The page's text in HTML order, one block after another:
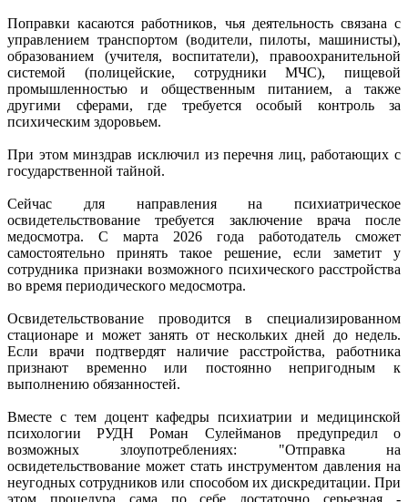
Поправки касаются работников, чья деятельность связана с
управлением транспортом (водители, пилоты, машинисты),
образованием (учителя, воспитатели), правоохранительной
системой (полицейские, сотрудники МЧС), пищевой
промышленностью и общественным питанием, а также
другими сферами, где требуется особый контроль за
психическим здоровьем.
При этом минздрав исключил из перечня лиц, работающих с
государственной тайной.
Сейчас для направления на психиатрическое
освидетельствование требуется заключение врача после
медосмотра. С марта 2026 года работодатель сможет
самостоятельно принять такое решение, если заметит у
сотрудника признаки возможного психического расстройства
во время периодического медосмотра.
Освидетельствование проводится в специализированном
стационаре и может занять от нескольких дней до недель.
Если врачи подтвердят наличие расстройства, работника
признают временно или постоянно непригодным к
выполнению обязанностей.
Вместе с тем доцент кафедры психиатрии и медицинской
психологии РУДН Роман Сулейманов предупредил о
возможных злоупотреблениях: "Отправка на
освидетельствование может стать инструментом давления на
неугодных сотрудников или способом их дискредитации. При